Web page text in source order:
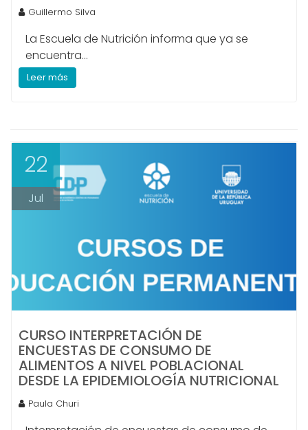
Guillermo Silva
La Escuela de Nutrición informa que ya se
encuentra...
Leer más
22
Jul
CURSO INTERPRETACIÓN DE
ENCUESTAS DE CONSUMO DE
ALIMENTOS A NIVEL POBLACIONAL
DESDE LA EPIDEMIOLOGÍA NUTRICIONAL
Paula Churi